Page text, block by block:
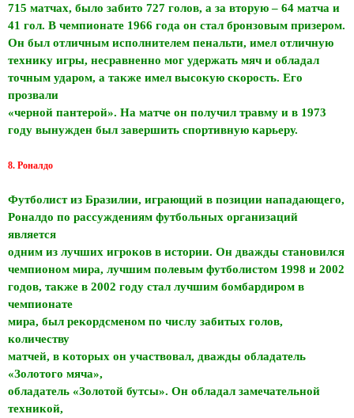
715 матчах, было забито 727 голов, а за вторую – 64 матча и
41 гол. В чемпионате 1966 года он стал бронзовым призером.
Он был отличным исполнителем пенальти, имел отличную
технику игры, несравненно мог удержать мяч и обладал
точным ударом, а также имел высокую скорость. Его
прозвали
«черной пантерой». На матче он получил травму и в 1973
году вынужден был завершить спортивную карьеру.
8. Роналдо
Футболист из Бразилии, играющий в позиции нападающего,
Роналдо по рассуждениям футбольных организаций
является
одним из лучших игроков в истории. Он дважды становился
чемпионом мира, лучшим полевым футболистом 1998 и 2002
годов, также в 2002 году стал лучшим бомбардиром в
чемпионате
мира, был рекордсменом по числу забитых голов,
количеству
матчей, в которых он участвовал, дважды обладатель
«Золотого мяча»,
обладатель «Золотой бутсы». Он обладал замечательной
техникой,